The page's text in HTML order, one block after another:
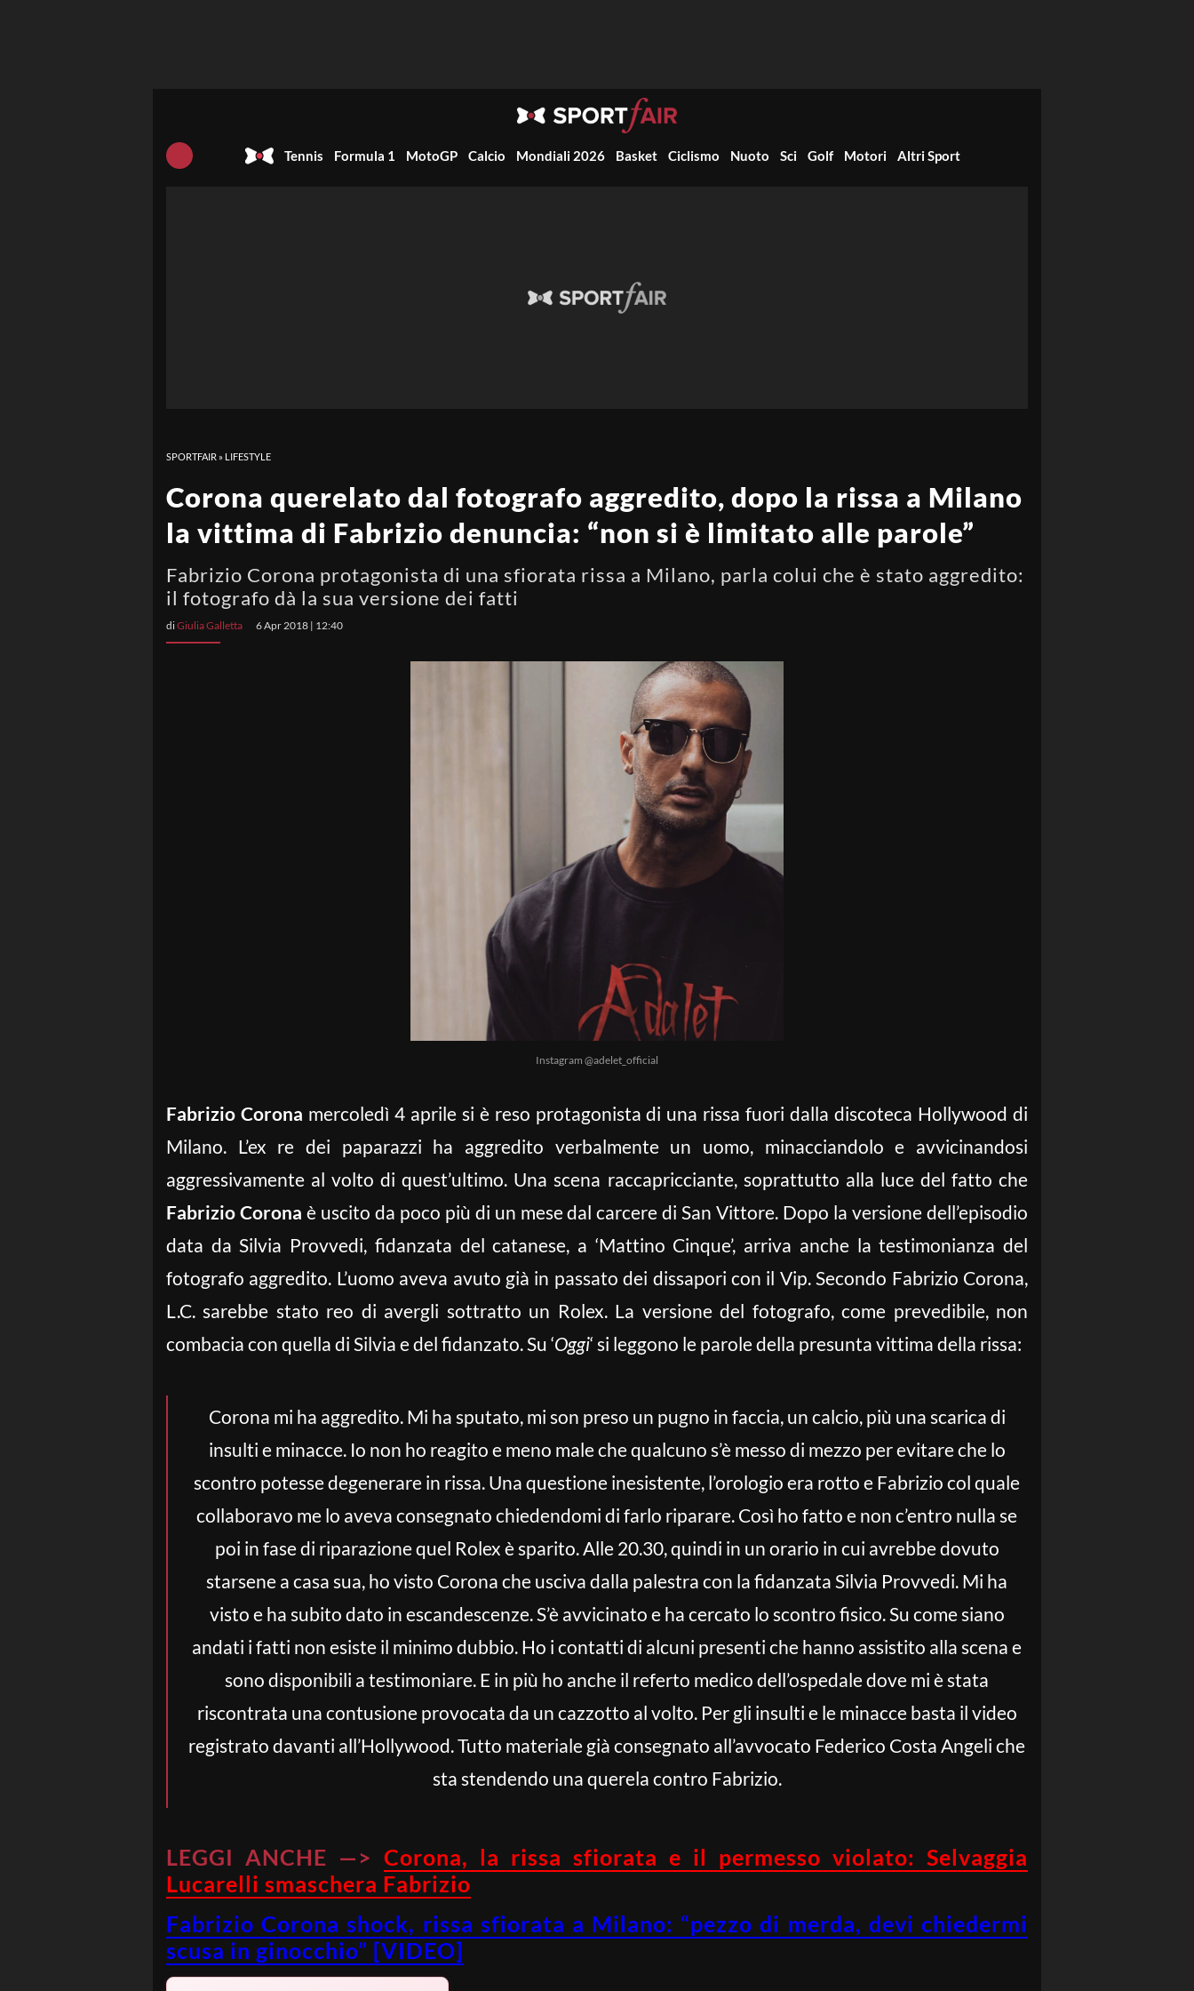
Tennis Formula 1 MotoGP Calcio Mondiali 2026 Basket Ciclismo Nuoto Sci Golf Motori Altri Sport
SPORTFAIR » LIFESTYLE
Corona querelato dal fotografo aggredito, dopo la rissa a Milano
la vittima di Fabrizio denuncia: “non si è limitato alle parole”
Fabrizio Corona protagonista di una sfiorata rissa a Milano, parla colui che è stato aggredito:
il fotografo dà la sua versione dei fatti
diGiulia Galletta 6 Apr 2018 | 12:40
Instagram @adelet_official
Fabrizio Corona mercoledì 4 aprile si è reso protagonista di una rissa fuori dalla discoteca Hollywood di
Milano. L’ex re dei paparazzi ha aggredito verbalmente un uomo, minacciandolo e avvicinandosi
aggressivamente al volto di quest’ultimo. Una scena raccapricciante, soprattutto alla luce del fatto che
Fabrizio Corona è uscito da poco più di un mese dal carcere di San Vittore. Dopo la versione dell’episodio
data da Silvia Provvedi, fidanzata del catanese, a ‘Mattino Cinque’, arriva anche la testimonianza del
fotografo aggredito. L’uomo aveva avuto già in passato dei dissapori con il Vip. Secondo Fabrizio Corona,
L.C. sarebbe stato reo di avergli sottratto un Rolex. La versione del fotografo, come prevedibile, non
combacia con quella di Silvia e del fidanzato. Su ‘Oggi‘ si leggono le parole della presunta vittima della rissa:
Corona mi ha aggredito. Mi ha sputato, mi son preso un pugno in faccia, un calcio, più una scarica di
insulti e minacce. Io non ho reagito e meno male che qualcuno s’è messo di mezzo per evitare che lo
scontro potesse degenerare in rissa. Una questione inesistente, l’orologio era rotto e Fabrizio col quale
collaboravo me lo aveva consegnato chiedendomi di farlo riparare. Così ho fatto e non c’entro nulla se
poi in fase di riparazione quel Rolex è sparito. Alle 20.30, quindi in un orario in cui avrebbe dovuto
starsene a casa sua, ho visto Corona che usciva dalla palestra con la fidanzata Silvia Provvedi. Mi ha
visto e ha subito dato in escandescenze. S’è avvicinato e ha cercato lo scontro fisico. Su come siano
andati i fatti non esiste il minimo dubbio. Ho i contatti di alcuni presenti che hanno assistito alla scena e
sono disponibili a testimoniare. E in più ho anche il referto medico dell’ospedale dove mi è stata
riscontrata una contusione provocata da un cazzotto al volto. Per gli insulti e le minacce basta il video
registrato davanti all’Hollywood. Tutto materiale già consegnato all’avvocato Federico Costa Angeli che
sta stendendo una querela contro Fabrizio.
LEGGI ANCHE —> Corona, la rissa sfiorata e il permesso violato: Selvaggia
Lucarelli smaschera Fabrizio
Fabrizio Corona shock, rissa sfiorata a Milano: “pezzo di merda, devi chiedermi
scusa in ginocchio” [VIDEO]